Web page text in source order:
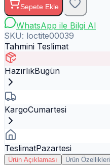
Sepete Ekle
WhatsApp ile Bilgi Al
SKU: loctite00039
Tahmini Teslimat
HazırlıkBugün
KargoCumartesi
TeslimatPazartesi
Ürün Açıklaması Ürün Özellikleri